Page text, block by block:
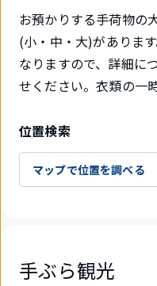
お預かりする手荷物の
(小・中・大)がありま
なりますので、詳細に
せください。衣類の一
位置検索
マップで位置を調べる
手ぶら観光